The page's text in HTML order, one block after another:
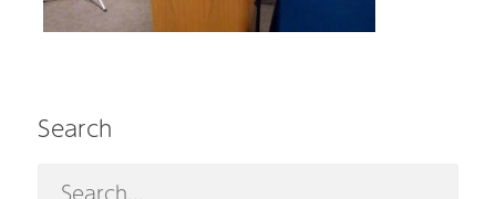
カ
出
Search